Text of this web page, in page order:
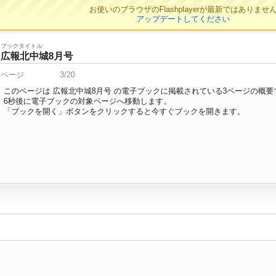
ブックタイトル
広報北中城8月号
ページ
3/20
このページは 広報北中城8月号 の電子ブックに掲載されている3ページの概要
6秒後に電子ブックの対象ページへ移動します。
「ブックを開く」ボタンをクリックすると今すぐブックを開きます。
お使いのブラウザのFlashplayerが最新ではありません
アップデートしてください